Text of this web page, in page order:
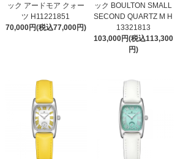
ック アードモア クォー
ツ H11221851
70,000円(税込77,000円)
ック BOULTON SMALL
SECOND QUARTZ M H
13321813
103,000円(税込113,300
円)